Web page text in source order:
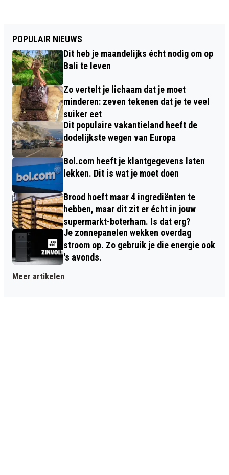
POPULAIR NIEUWS
Dit heb je maandelijks écht nodig om op
Bali te leven
Zo vertelt je lichaam dat je moet
minderen: zeven tekenen dat je te veel
suiker eet
Dit populaire vakantieland heeft de
dodelijkste wegen van Europa
Bol.com heeft je klantgegevens laten
lekken. Dit is wat je moet doen
Brood hoeft maar 4 ingrediënten te
hebben, maar dit zit er écht in jouw
supermarkt-boterham. Is dat erg?
Je zonnepanelen wekken overdag
stroom op. Zo gebruik je die energie ook
's avonds.
Meer artikelen